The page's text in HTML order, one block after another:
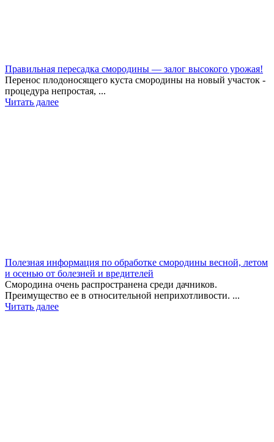
Правильная пересадка смородины — залог высокого урожая!
Перенос плодоносящего куста смородины на новый участок -
процедура непростая, ...
Читать далее
Полезная информация по обработке смородины весной, летом
и осенью от болезней и вредителей
Смородина очень распространена среди дачников.
Преимущество ее в относительной неприхотливости. ...
Читать далее